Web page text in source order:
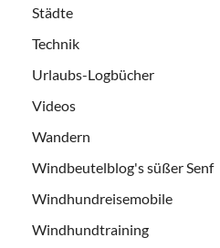
Städte
Technik
Urlaubs-Logbücher
Videos
Wandern
Windbeutelblog's süßer Senf
Windhundreisemobile
Windhundtraining